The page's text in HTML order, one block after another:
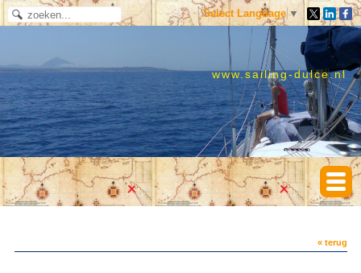
Select Language ▼
www.sailing-dulce.nl
« terug